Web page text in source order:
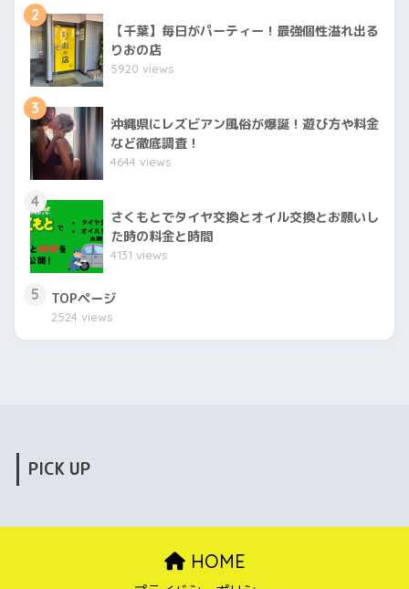
2
【千葉】毎日がパーティー！最強個性溢れ出る
りおの店
5920 views
3
沖縄県にレズビアン風俗が爆誕！遊び方や料金
など徹底調査！
4644 views
4
さくもとでタイヤ交換とオイル交換とお願いし
た時の料金と時間
4131 views
5 TOPページ
2524 views
PICK UP
HOME